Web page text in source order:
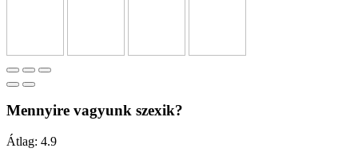
Mennyire vagyunk szexik?
Átlag: 4.9